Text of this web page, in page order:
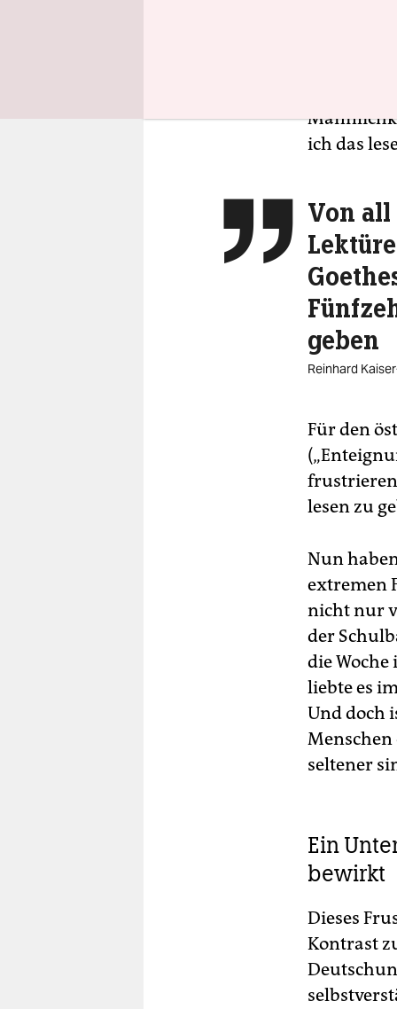
Max
Buch
ich das
 Von
geben
Reinhard
Für den
lesen zu
Nun
extremen
nicht nur
der
die
liebte es
Und doch
seltener
Ein
bewirkt
Dieses
Kontrast